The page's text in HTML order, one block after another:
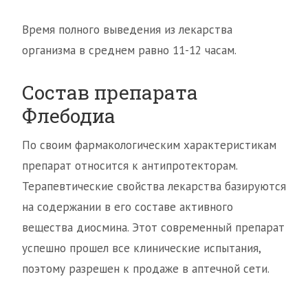
Время полного выведения из лекарства
организма в среднем равно 11-12 часам.
Состав препарата
Флебодиа
По своим фармакологическим характеристикам
препарат относится к антипротекторам.
Терапевтические свойства лекарства базируются
на содержании в его составе активного
вещества диосмина. Этот современный препарат
успешно прошел все клинические испытания,
поэтому разрешен к продаже в аптечной сети.